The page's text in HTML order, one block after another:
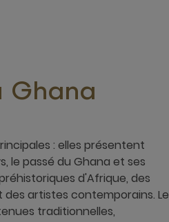
Ghana
: elles présentent
le passé du Ghana et ses
d'Afrique, des
artistes contemporains. Le
traditionnelles,